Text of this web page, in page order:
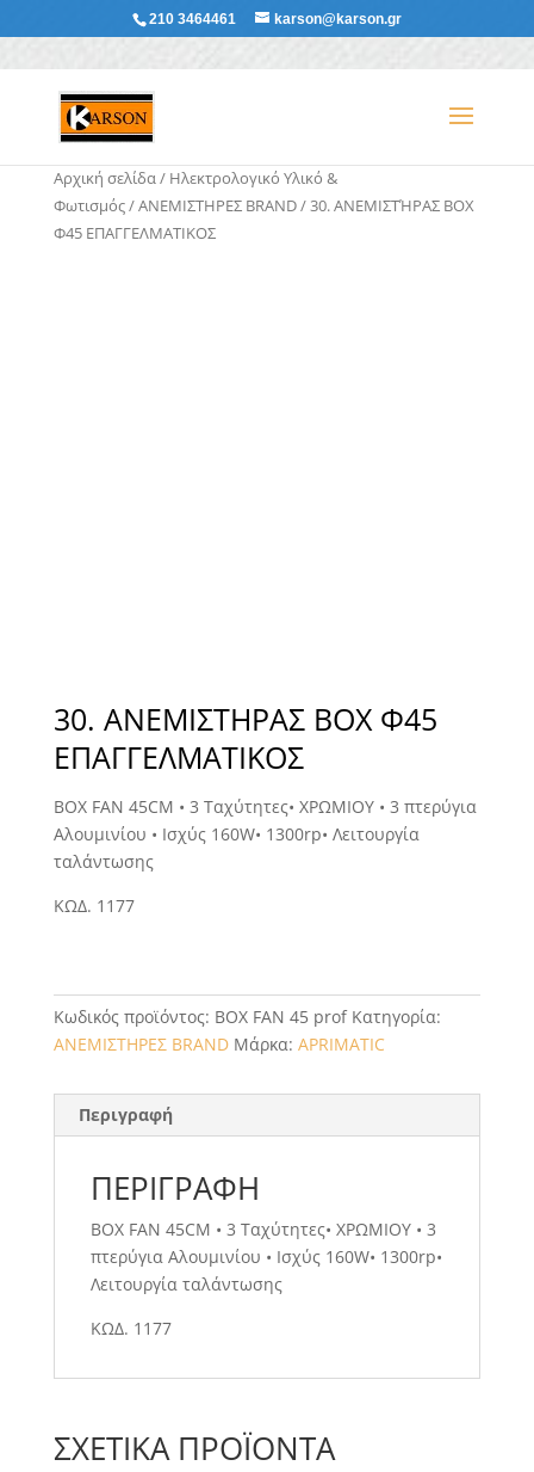
210 3464461 karson@karson.gr
Αρχική σελίδα/ Ηλεκτρολογικό Υλικό &
Φωτισμός/ΑΝΕΜΙΣΤΗΡΕΣ BRAND/ 30. ΑΝΕΜΙΣΤΉΡΑΣ BOX
Φ45 ΕΠΑΓΓΕΛΜΑΤΙΚΟΣ
30. ΑΝΕΜΙΣΤΉΡΑΣ BOX Φ45
ΕΠΑΓΓΕΛΜΑΤΙΚΟΣ
BOX FAN 45CM • 3 Ταχύτητες• ΧΡΩΜΙΟΥ • 3 πτερύγια
Αλουμινίου • Ισχύς 160W• 1300rp• Λειτουργία
ταλάντωσης
ΚΩΔ. 1177
Κωδικός προϊόντος: BOX FAN 45 prof Κατηγορία:
ΑΝΕΜΙΣΤΗΡΕΣ BRAND Μάρκα: APRIMATIC
Περιγραφή
ΠΕΡΙΓΡΑΦΉ
BOX FAN 45CM • 3 Ταχύτητες• ΧΡΩΜΙΟΥ • 3
πτερύγια Αλουμινίου • Ισχύς 160W• 1300rp•
Λειτουργία ταλάντωσης
ΚΩΔ. 1177
ΣΧΕΤΙΚΆ ΠΡΟΪΌΝΤΑ